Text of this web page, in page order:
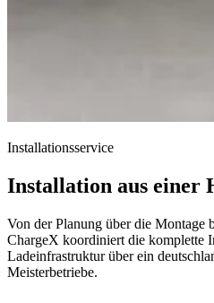
Installationsservice
Installation aus einer
Von der Planung über die Montage
ChargeX koordiniert die komplette
Ladeinfrastruktur über ein
Meisterbetriebe.